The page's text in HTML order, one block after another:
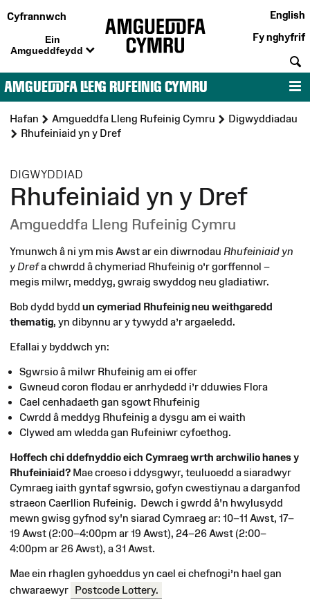
Cyfrannwch
Ein
Amgueddfeydd
English
Fy nghyfrif
AMGUEDDFA LLENG RUFEINIG CYMRU
Hafan Amgueddfa Lleng Rufeinig Cymru
Digwyddiadau
Rhufeiniaid yn y Dref
DIGWYDDIAD
Rhufeiniaid yn y Dref
Amgueddfa Lleng Rufeinig Cymru
Ymunwch â ni ym mis Awst ar ein diwrnodau Rhufeiniaid yn
y Drefa chwrdd â chymeriad Rhufeinig o’r gorffennol –
megis milwr, meddyg, gwraig swyddog neu gladiatiwr.
Bob dydd bydd un cymeriad Rhufeinig neu weithgaredd
thematig, yn dibynnu ar y tywydd a’r argaeledd.
Efallai y byddwch yn:
Sgwrsio â milwr Rhufeinig am ei offer
Gwneud coron flodau er anrhydedd i’r dduwies Flora
Cael cenhadaeth gan sgowt Rhufeinig
Cwrdd â meddyg Rhufeinig a dysgu am ei waith
Clywed am wledda gan Rufeiniwr cyfoethog.
Hoffech chi ddefnyddio eich Cymraeg wrth archwilio hanes y
Rhufeiniaid? Mae croeso i ddysgwyr, teuluoedd a siaradwyr
Cymraeg iaith gyntaf sgwrsio, gofyn cwestiynau a darganfod
straeon Caerllion Rufeinig. Dewch i gwrdd â'n hwylusydd
mewn gwisg gyfnod sy'n siarad Cymraeg ar: 10–11 Awst, 17–
19 Awst (2:00–4:00pm ar 19 Awst), 24–26 Awst (2:00–
4:00pm ar 26 Awst), a 31 Awst.
Maeein rhaglen gyhoeddus yn cael ei chefnogi’n hael gan
chwaraewyr Postcode Lottery.